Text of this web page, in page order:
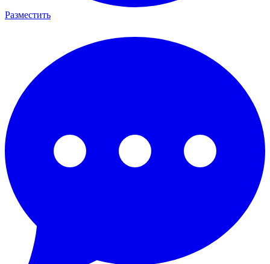
Разместить